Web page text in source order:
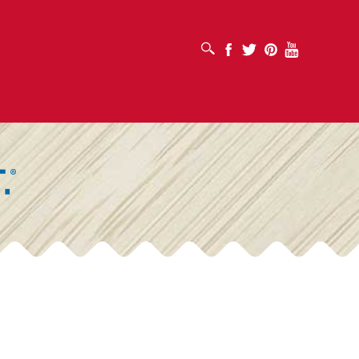
ABRIR CUADRO DE BÚSQUEDA
Facebook
Twitter PinterestYoutube